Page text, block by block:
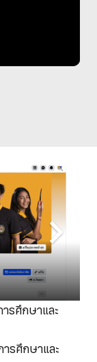
ารศึกษาและ
ารศึกษาและ